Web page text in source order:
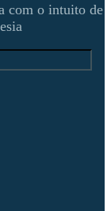
com o intuito de